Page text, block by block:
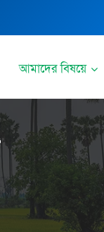
আমাদের বিষয়ে